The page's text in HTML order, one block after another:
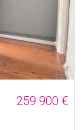
259 900 €